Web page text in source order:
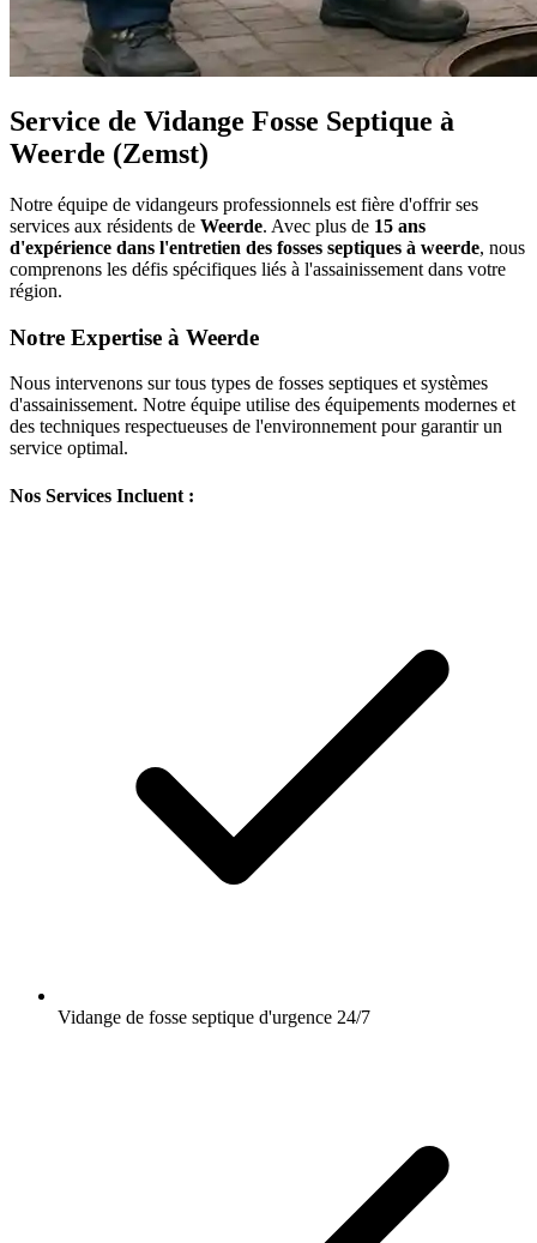
Service de Vidange Fosse Septique à
Weerde (Zemst)
Notre équipe de vidangeurs professionnels est fière d'offrir ses
services aux résidents de Weerde. Avec plus de 15 ans
d'expérience dans l'entretien des fosses septiques à weerde, nous
comprenons les défis spécifiques liés à l'assainissement dans votre
région.
Notre Expertise à Weerde
Nous intervenons sur tous types de fosses septiques et systèmes
d'assainissement. Notre équipe utilise des équipements modernes et
des techniques respectueuses de l'environnement pour garantir un
service optimal.
Nos Services Incluent :
Vidange de fosse septique d'urgence 24/7